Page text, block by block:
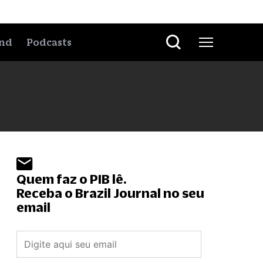
Podcasts
Quem faz o PIB lê.
Receba o Brazil Journal no seu
email